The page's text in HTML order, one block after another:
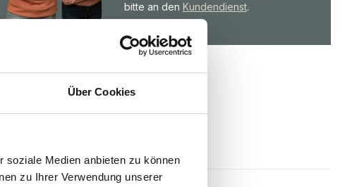
Über Cookies
soziale Medien anbieten zu können
zu Ihrer Verwendung unserer
bitte an den Kundendienst.